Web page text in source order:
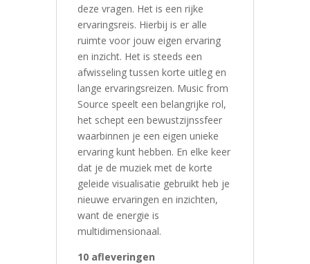
deze vragen. Het is een rijke
ervaringsreis. Hierbij is er alle
ruimte voor jouw eigen ervaring
en inzicht. Het is steeds een
afwisseling tussen korte uitleg en
lange ervaringsreizen. Music from
Source speelt een belangrijke rol,
het schept een bewustzijnssfeer
waarbinnen je een eigen unieke
ervaring kunt hebben. En elke keer
dat je de muziek met de korte
geleide visualisatie gebruikt heb je
nieuwe ervaringen en inzichten,
want de energie is
multidimensionaal.
10 afleveringen